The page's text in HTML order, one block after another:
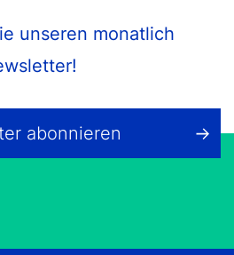
unseren monatlich
abonnieren